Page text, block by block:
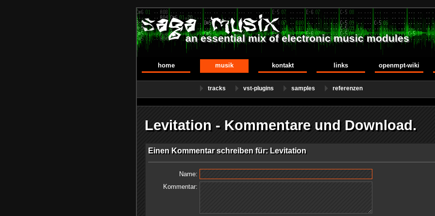
an essential mix of electronic music modules
home musik kontakt links openmpt-wiki
tracks vst-plugins samples referenzen
Levitation - Kommentare und Download.
Einen Kommentar schreiben für: Levitation
Name:
Kommentar: